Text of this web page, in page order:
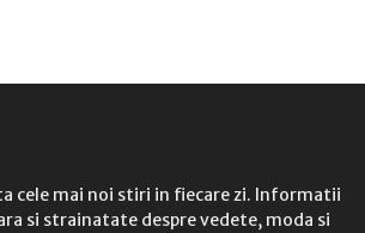
cele mai noi stiri in fiecare zi. Informatii
si strainatate despre vedete, moda si